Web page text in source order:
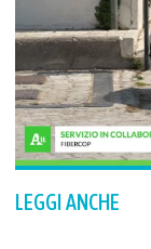
LEGGI ANCHE